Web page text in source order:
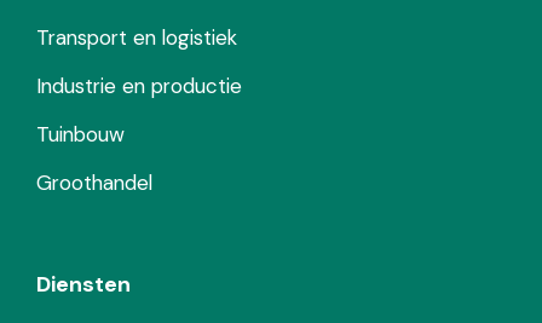
Transport en logistiek
Industrie en productie
Tuinbouw
Groothandel
Diensten